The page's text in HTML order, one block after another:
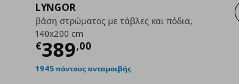
LYNGOR
βάση στρώματος με τάβλες και πόδια,
140x200 cm
€389,00
Τρέχουσα τιμή
1945 πόντους ανταμοιβής